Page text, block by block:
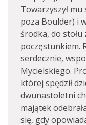
Towarzyszył
poza Boulder) i
środka, do
poczęstunkiem.
serdecznie,
Mycielskiego.
której spędził
dwunastoletni
majątek
się, gdy